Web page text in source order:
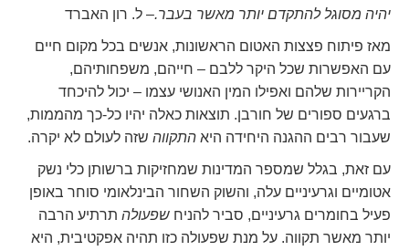
יהיה מסוגל להתקדם יותר מאשר בעבר.– ל. רון האברד
מאז פיתוח פצצות האטום הראשונות, אנשים בכל מקום חיים
עם האפשרות שכל היקר ללבם – חייהם, משפחותיהם,
הקריירות שלהם ואפילו המין האנושי עצמו – יכול להיכחד
ברגעים ספורים של חורבן. תוצאות כאלה יהיו כל-כך מהממות,
שעבור רבים ההגנה היחידה היא התקווה שזה לעולם לא יקרה.
עם זאת, בגלל שמספר המדינות שמחזיקות ברשותן כלי נשק
אטומיים וגרעיניים עלה, והשוק השחור הבינלאומי סוחר באופן
פעיל בחומרים גרעיניים, סביר להניח שפעולה תרתיע הרבה
יותר מאשר תקווה. על מנת שפעולה כזו תהיה אפקטיבית, היא